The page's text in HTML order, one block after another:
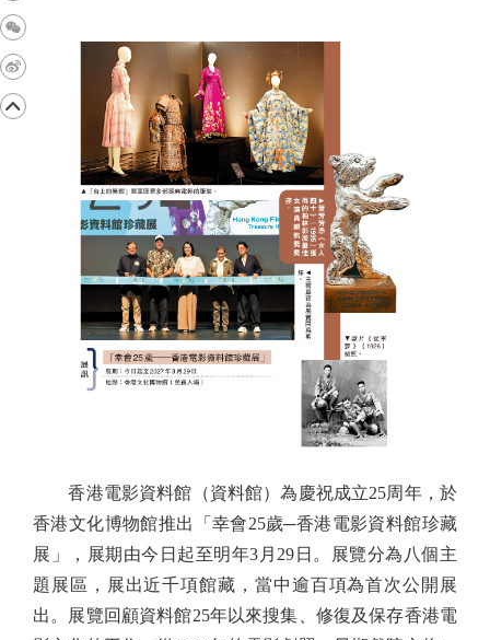
香港電影資料館（資料館）為慶祝成立25周年，於
香港文化博物館推出「幸會25歲─香港電影資料館珍藏
展」，展期由今日起至明年3月29日。展覽分為八個主
題展區，展出近千項館藏，當中逾百項為首次公開展
出。展覽回顧資料館25年以來搜集、修復及保存香港電